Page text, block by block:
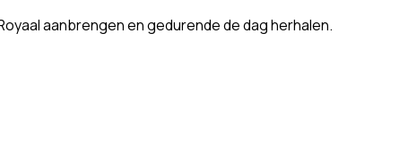
aanbrengen en gedurende de dag herhalen.